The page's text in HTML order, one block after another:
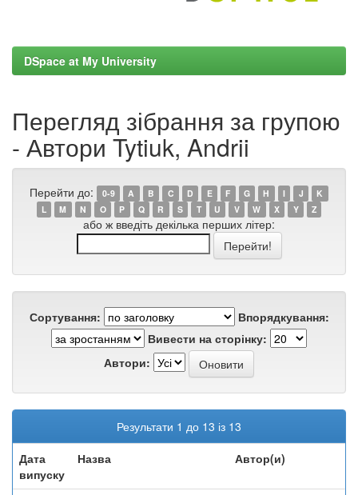
DSpace at My University
Перегляд зібрання за групою
- Автори Tytiuk, Andrii
Перейти до: 0-9 A B C D E F G H I J
K
L
M N O P Q R S T U V W X Y Z
або ж введіть декілька перших літер:
Сортування:
Впорядкування:
Вивести на сторінку:
Автори:
Результати 1 до 13 із 13
Дата
випуску
Назва Автор(и)